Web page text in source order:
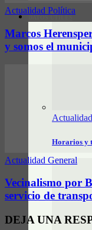
Horarios y
Actualidad Política
Marcos
y somos el
Actualidad General
Vecinalismo por
servicio de
DEJA UNA